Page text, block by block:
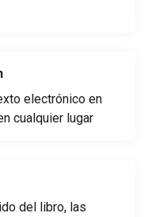
electrónico en
cualquier lugar
del libro, las